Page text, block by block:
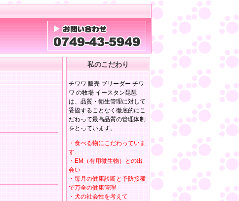
私のこだわり
チワワ 販売 ブリーダー チワ
ワ の牧場 イースタン琵琶
は、品質・衛生管理に対して
妥協することなく徹底的にこ
だわって最高品質の管理体制
をとっています。
・食べる物にこだわっていま
す
・EM（有用微生物）との出
会い
・毎月の健康診断と予防接種
で万全の健康管理
・犬の社会性を考えて